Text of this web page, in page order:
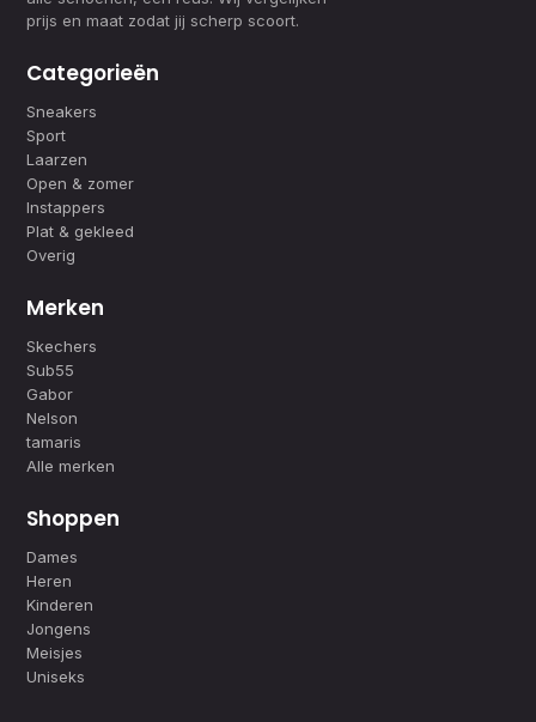
prijs en maat zodat jij scherp scoort.
Categorieën
Sneakers
Sport
Laarzen
Open & zomer
Instappers
Plat & gekleed
Overig
Merken
Skechers
Sub55
Gabor
Nelson
tamaris
Alle merken
Shoppen
Dames
Heren
Kinderen
Jongens
Meisjes
Uniseks